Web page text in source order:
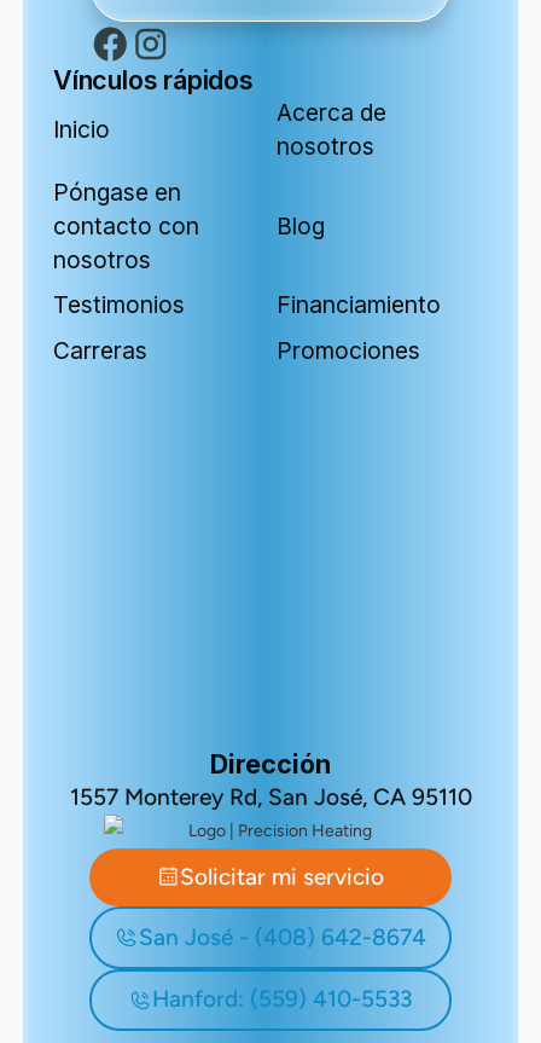
Vínculos rápidos
Inicio
Acerca de
nosotros
Póngase en
contacto con
nosotros
Blog
Testimonios
Financiamiento
Carreras
Promociones
Dirección
1557 Monterey Rd, San José, CA 95110
Solicitar mi servicio
San José - (408) 642-8674
Hanford: (559) 410-5533